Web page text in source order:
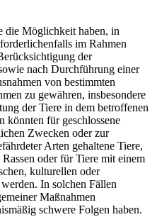
die Möglichkeit haben, in
im Rahmen
der
nach Durchführung einer
von bestimmten
zu gewähren, insbesondere
der Tiere in dem betroffenen
könnten für geschlossene
Zwecken oder zur
Arten gehaltene Tiere,
oder für Tiere mit einem
kulturellen oder
In solchen Fällen
Maßnahmen
schwere Folgen haben.